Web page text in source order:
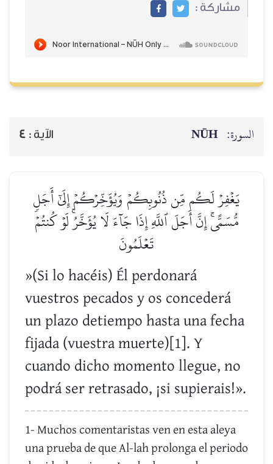
مشاركة :
السورة: NŪH الآية : 4
يَغۡفِرۡ لَكُم مِّن ذُنُوبِكُمۡ وَيُؤَخِّرۡكُمۡ إِلَىٰٓ أَجَلٖ
مُّسَمًّىۚ إِنَّ أَجَلَ ٱللَّهِ إِذَا جَآءَ لَا يُؤَخَّرُۚ لَوۡ كُنتُمۡ
تَعۡلَمُونَ
»(Si lo hacéis) Él perdonará
vuestros pecados y os concederá
un plazo detiempo hasta una fecha
fijada (vuestra muerte)[1]. Y
cuando dicho momento llegue, no
podrá ser retrasado, ¡si supierais!».
1- Muchos comentaristas ven en esta aleya
una prueba de que Al-lah prolonga el periodo